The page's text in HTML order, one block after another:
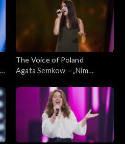
ciemno, 21 września 2024
The Voice of Poland
Agata Semkow – „Nim
of Poland”, Przesłuchania w
ciemno, 21 września 2024